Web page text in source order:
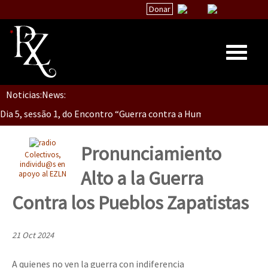
Donar
Inicio
Quiénes Somos
La palabra del EZLN
Encuentros
Chiapas
México
Noticias:News:
Dia 5, Sessão 2, Encontro “Guerra contra la Humanidad”
Dia 5, sessão 1, do Encontro “Guerra contra a Humanidade”(As
Dia 4 – Encontro “Guerra contra a Humanidade” (As populações
Dia 3 do Encontro “Guerra contra a Humanidade”
Colectivos,
individu@s en
apoyo al EZLN
Pronunciamiento
Alto a la Guerra
Contra los Pueblos Zapatistas
21 Oct 2024
A quienes no ven la guerra con indiferencia